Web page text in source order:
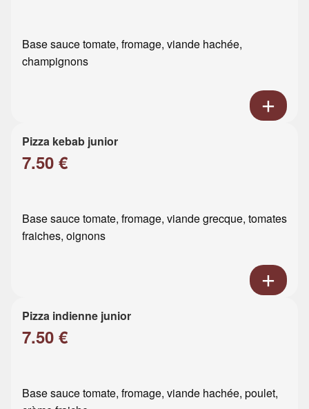
Base sauce tomate, fromage, viande hachée,
champignons
Pizza kebab junior
7.50 €
Base sauce tomate, fromage, viande grecque, tomates
fraiches, oignons
Pizza indienne junior
7.50 €
Base sauce tomate, fromage, viande hachée, poulet,